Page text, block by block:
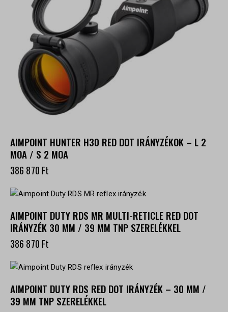
AIMPOINT HUNTER H30 RED DOT IRÁNYZÉKOK – L 2
MOA / S 2 MOA
386 870 Ft
AIMPOINT DUTY RDS MR MULTI-RETICLE RED DOT
IRÁNYZÉK 30 MM / 39 MM TNP SZERELÉKKEL
386 870 Ft
AIMPOINT DUTY RDS RED DOT IRÁNYZÉK – 30 MM /
39 MM TNP SZERELÉKKEL